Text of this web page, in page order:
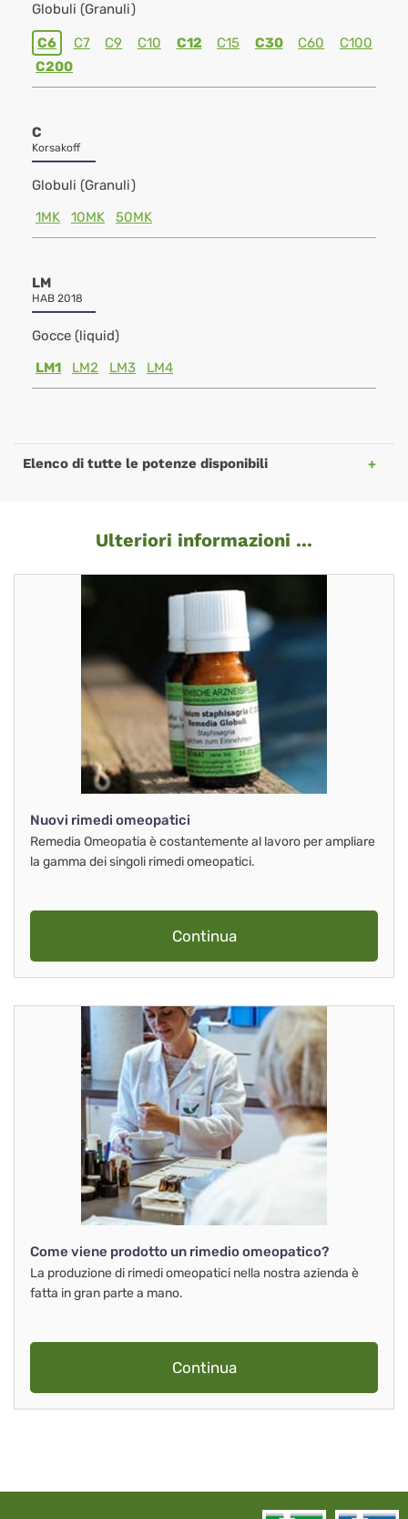
Globuli (Granuli)
C6 C7 C9 C10 C12 C15 C30 C60
C100
C200
C
Korsakoff
Globuli (Granuli)
1MK
10MK 50MK
LM
HAB 2018
Gocce (liquid)
LM1
LM2 LM3 LM4
Elenco di tutte le potenze disponibili
Ulteriori informazioni ...
Nuovi rimedi omeopatici
Remedia Omeopatia è costantemente al lavoro per ampliare
la gamma dei singoli rimedi omeopatici.
Continua
Come viene prodotto un rimedio omeopatico?
La produzione di rimedi omeopatici nella nostra azienda è
fatta in gran parte a mano.
Continua